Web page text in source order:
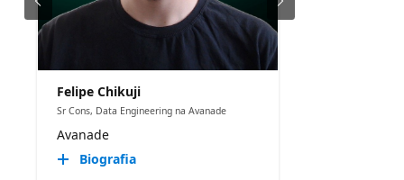
Felipe Chikuji
Sr Cons, Data Engineering na Avanade
Avanade
Biografia